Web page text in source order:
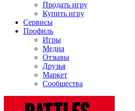
Продать игру
Купить игру
Сервисы
Профиль
Игры
Медиа
Отзывы
Друзья
Маркет
Сообщества